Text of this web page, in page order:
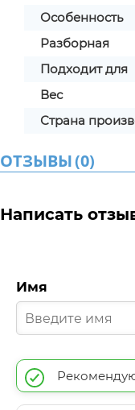
Особенность
Разборная
Подходит для
Вес
Страна
ОТЗЫВЫ(0)
Написать
Имя